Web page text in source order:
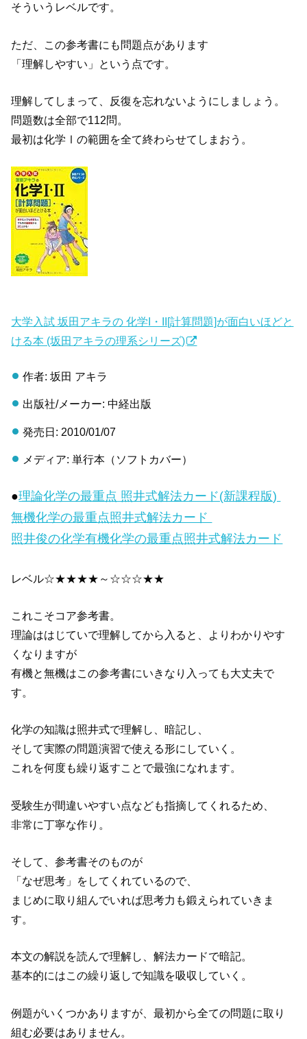
そういうレベルです。
ただ、この参考書にも問題点があります
「理解しやすい」という点です。
理解してしまって、反復を忘れないようにしましょう。
問題数は全部で112問。
最初は化学Ⅰの範囲を全て終わらせてしまおう。
大学入試 坂田アキラの 化学I・II[計算問題]が面白いほどと
ける本 (坂田アキラの理系シリーズ)
作者: 坂田 アキラ
出版社/メーカー: 中経出版
発売日: 2010/01/07
メディア: 単行本（ソフトカバー）
●理論化学の最重点 照井式解法カード(新課程版)
無機化学の最重点照井式解法カード
照井俊の化学有機化学の最重点照井式解法カード
レベル☆★★★★～☆☆☆★★
これこそコア参考書。
理論ははじていで理解してから入ると、よりわかりやす
くなりますが
有機と無機はこの参考書にいきなり入っても大丈夫で
す。
化学の知識は照井式で理解し、暗記し、
そして実際の問題演習で使える形にしていく。
これを何度も繰り返すことで最強になれます。
受験生が間違いやすい点なども指摘してくれるため、
非常に丁寧な作り。
そして、参考書そのものが
「なぜ思考」をしてくれているので、
まじめに取り組んでいれば思考力も鍛えられていきま
す。
本文の解説を読んで理解し、解法カードで暗記。
基本的にはこの繰り返しで知識を吸収していく。
例題がいくつかありますが、最初から全ての問題に取り
組む必要はありません。